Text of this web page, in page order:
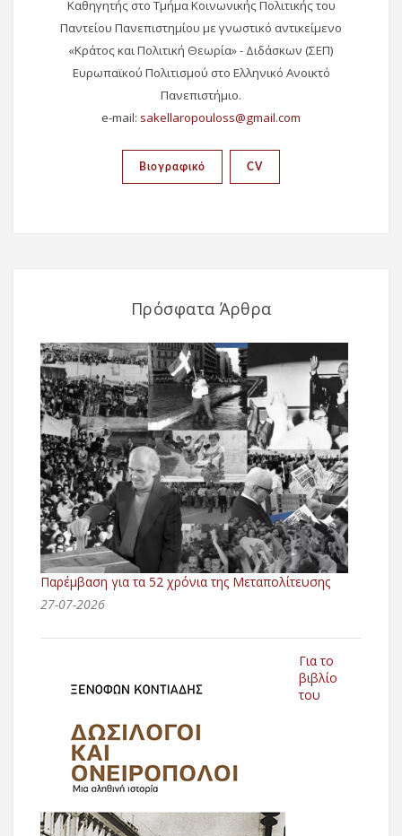
Καθηγητής στο Τμήμα Κοινωνικής Πολιτικής του
Παντείου Πανεπιστημίου με γνωστικό αντικείμενο
«Κράτος και Πολιτική Θεωρία» - Διδάσκων (ΣΕΠ)
Ευρωπαϊκού Πολιτισμού στο Ελληνικό Ανοικτό
Πανεπιστήμιο.
e-mail:
Βιογραφικό CV
Πρόσφατα Άρθρα
Παρέμβαση για τα 52 χρόνια της Μεταπολίτευσης
27-07-2026
Για το
βιβλίο
του